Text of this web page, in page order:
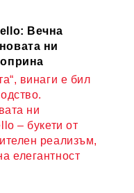
Вечна
ни
винаги е бил
ни
– букети от
реализъм,
елегантност